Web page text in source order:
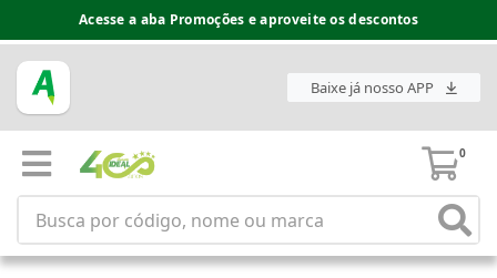
Acesse a aba Promoções e aproveite os descontos
Baixe já nosso APP
0